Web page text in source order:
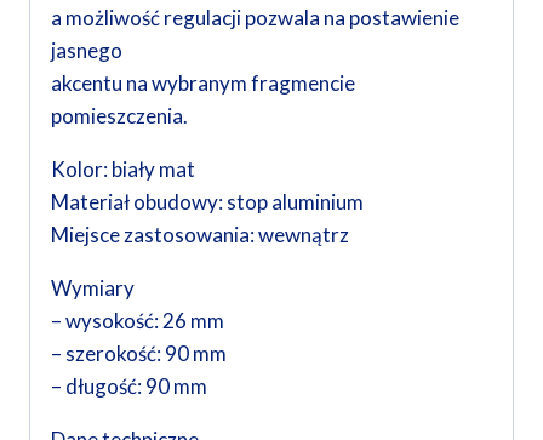
a możliwość regulacji pozwala na postawienie
jasnego
akcentu na wybranym fragmencie
pomieszczenia.
Kolor: biały mat
Materiał obudowy: stop aluminium
Miejsce zastosowania: wewnątrz
Wymiary
– wysokość: 26 mm
– szerokość: 90 mm
– długość: 90 mm